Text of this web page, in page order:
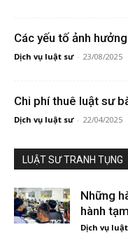
Các yếu tố ảnh
Dịch vụ luật sư - 23/08/2025
Chi phí thuê luật sư
Dịch vụ luật sư - 22/04/2025
LUẬT SƯ TRANH TỤNG
Những
hành
Dịch vụ